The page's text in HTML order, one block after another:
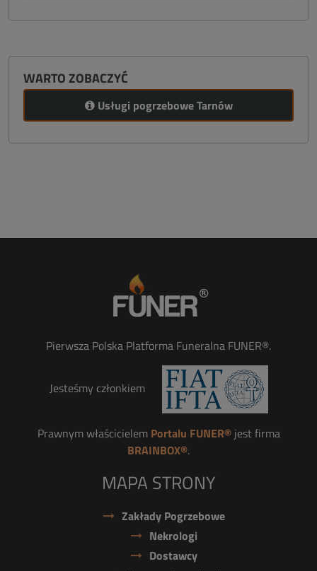
WARTO ZOBACZYĆ
Usługi pogrzebowe Tarnów
Pierwsza Polska Platforma Funeralna FUNER®.
Jesteśmy członkiem
Prawnym właścicielem Portalu FUNER®jest firma
BRAINBOX®.
MAPA STRONY
Zakłady Pogrzebowe
Nekrologi
Dostawcy